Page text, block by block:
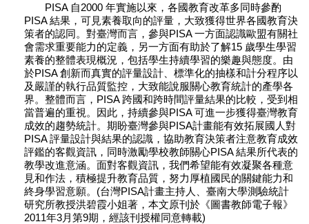
PISA 自2000 年實施以來，各國教育改革多同時參酌
PISA 結果，可見素養取向的評量，大致獲得世界各國教育決
策者的認同。對臺灣而言，參與PISA 一方面認識歐盟有關社
會需求重要能力的定義，另一方面有助於了解15 歲學生學習
素養的整體表現概況，包括學生持續學習的樂趣與態度。由
於PISA 創新而真實的評量設計、標準化的抽樣和計分程序以
及嚴謹的執行品質監控，大致能說服關心教育統計的產學各
界。整體而言，PISA 跨國和跨時間評量結果的比較，受到相
當普遍的重視。因此，持續參與PISA 可進一步獲得臺灣教育
成效的趨勢統計。期盼臺灣參與PISA計畫能有效拓展國人對
PISA 評量設計與結果的認識，協助教育決策者注意教育成效
評鑑的客觀資訊，同時激勵學校教師關心PISA 結果所代表的
教學改進意涵。面對客觀資訊，我們希望能有效凝聚各種意
見和作法，積極提升教育品質，努力厚植國民的關鍵能力和
終身學習意願。(台灣PISA計畫主持人、臺南大學測驗統計
研究所教授洪碧霞小姐著，本文原刊於《圖書教師電子報》
2011年3月第9期，經該刊授權同意轉載)